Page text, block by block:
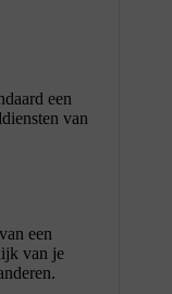
een
van
een
van je